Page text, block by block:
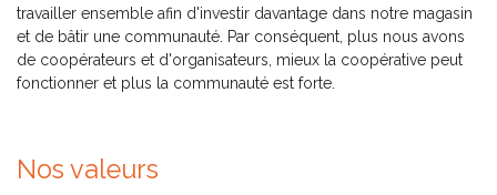
travailler ensemble afin d'investir davantage dans notre magasin
et de bâtir une communauté. Par conséquent, plus nous avons
de coopérateurs et d'organisateurs, mieux la coopérative peut
fonctionner et plus la communauté est forte.
Nos valeurs